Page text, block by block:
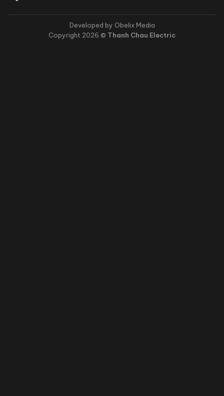
Developed by Obelix Media
Copyright 2026 © Thanh Chau Electric